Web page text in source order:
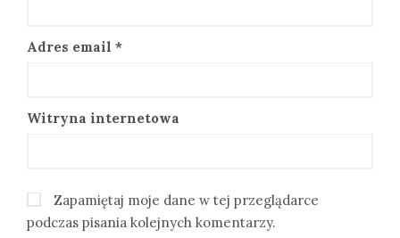
Adres email *
Witryna internetowa
Zapamiętaj moje dane w tej przeglądarce
podczas pisania kolejnych komentarzy.